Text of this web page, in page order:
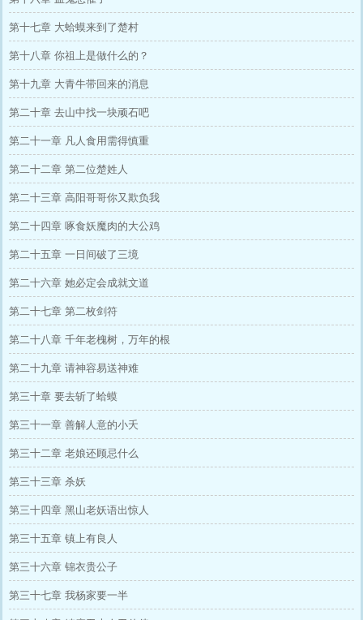
第十七章 大蛤蟆来到了楚村
第十八章 你祖上是做什么的？
第十九章 大青牛带回来的消息
第二十章 去山中找一块顽石吧
第二十一章 凡人食用需得慎重
第二十二章 第二位楚姓人
第二十三章 高阳哥哥你又欺负我
第二十四章 啄食妖魔肉的大公鸡
第二十五章 一日间破了三境
第二十六章 她必定会成就文道
第二十七章 第二枚剑符
第二十八章 千年老槐树，万年的根
第二十九章 请神容易送神难
第三十章 要去斩了蛤蟆
第三十一章 善解人意的小夭
第三十二章 老娘还顾忌什么
第三十三章 杀妖
第三十四章 黑山老妖语出惊人
第三十五章 镇上有良人
第三十六章 锦衣贵公子
第三十七章 我杨家要一半